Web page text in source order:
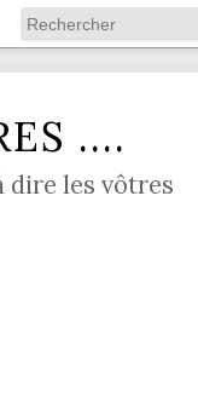
....
dire les vôtres